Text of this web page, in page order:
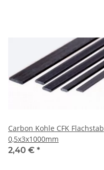
Carbon Kohle CFK Flachstab
0,5x3x1000mm
2,40 € *